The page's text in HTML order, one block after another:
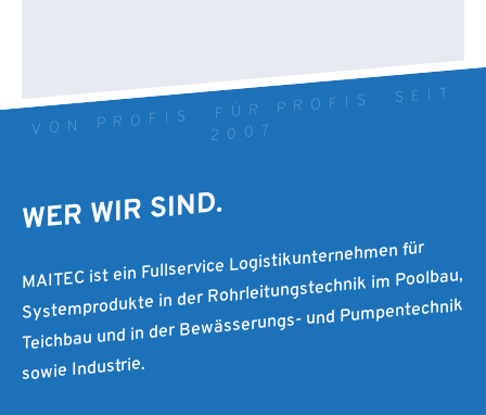
VON PROFIS. FÜR PROFIS. SEIT
2007
WER WIR SIND.
MAITEC ist ein Fullservice Logistikunternehmen für
Systemprodukte in der Rohrleitungstechnik im Poolbau,
Teichbau und in der Bewässerungs- und Pumpentechnik
sowie Industrie.